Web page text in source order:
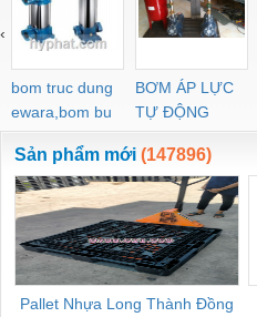
PYJW SL-C PC-C
POC-C PL-C
bom truc dung
ewara,bom bu
ewara
BƠM ÁP LỰC
TỰ ĐỘNG
‹
Sản phẩm mới (147896)
Pallet Nhựa Long Thành Đồng